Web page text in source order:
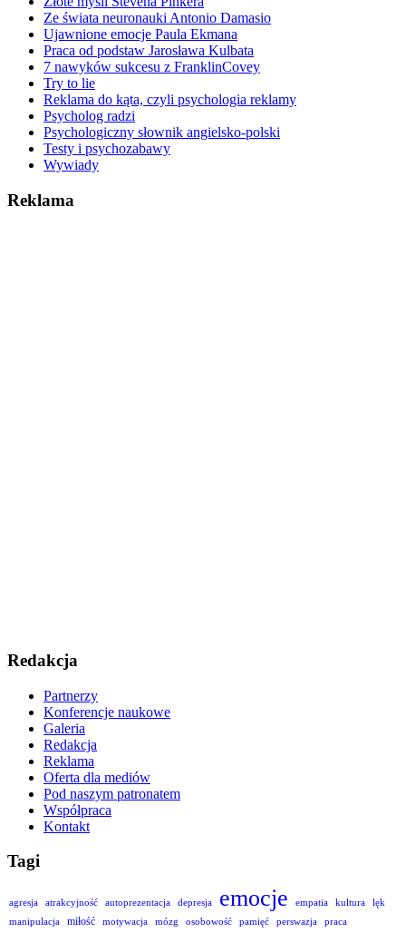
Ze świata neuronauki Antonio Damasio
Ujawnione emocje Paula Ekmana
Praca od podstaw Jarosława Kulbata
7 nawyków sukcesu z FranklinCovey
Try to lie
Reklama do kąta, czyli psychologia reklamy
Psycholog radzi
Psychologiczny słownik angielsko-polski
Testy i psychozabawy
Wywiady
Reklama
Redakcja
Partnerzy
Konferencje naukowe
Galeria
Redakcja
Reklama
Oferta dla mediów
Pod naszym patronatem
Współpraca
Kontakt
Tagi
agresja atrakcyjność autoprezentacja depresja emocje empatia kultura
lęk
manipulacja
miłość motywacja mózg osobowość pamięć perswazja
praca